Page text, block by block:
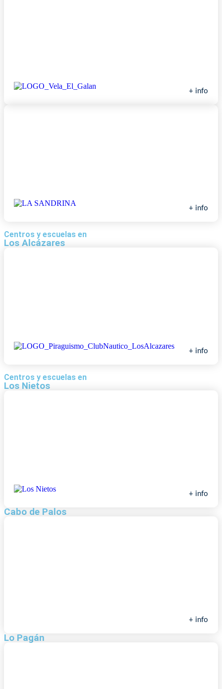
+ info
+ info
Centros y escuelas en
Los Alcázares
+ info
Centros y escuelas en
Los Nietos
+ info
Cabo de Palos
+ info
Lo Pagán